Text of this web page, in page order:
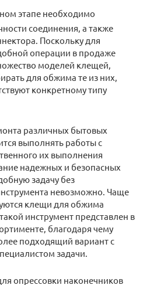
этапе необходимо
соединения, а также
Поскольку для
операции в продаже
моделей клещей,
для обжима те из них,
конкретному типу
различных бытовых
выполнять работы с
их выполнения
надежных и безопасных
задачу без
невозможно. Чаще
клещи для обжима
инструмент представлен в
благодаря чему
подходящий вариант с
задачи.
опрессовки наконечников